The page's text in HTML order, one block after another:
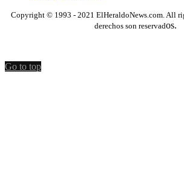
Copyright © 1993 - 2021 ElHeraldoNews.com. All
derechos son reservados.
Go to top